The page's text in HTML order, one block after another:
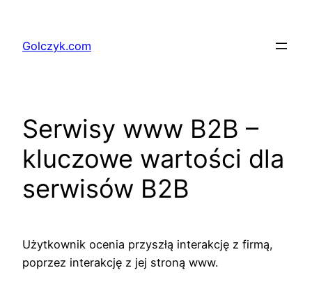
treściGolczyk.com
Serwisy www B2B –
kluczowe wartości dla
serwisów B2B
Użytkownik ocenia przyszłą interakcję z firmą,
poprzez interakcję z jej stroną www.